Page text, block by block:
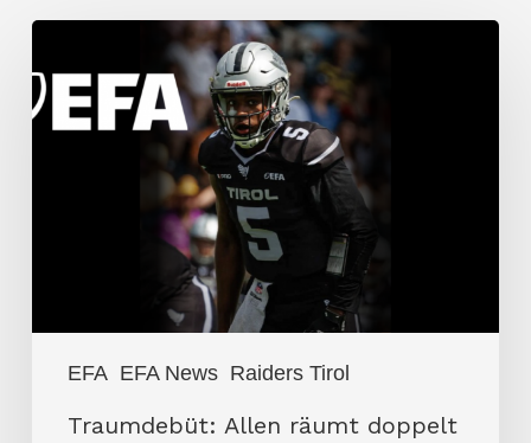
EFA EFA News Raiders Tirol
Allen
räumt
Traumdebüt: Allen räumt doppelt